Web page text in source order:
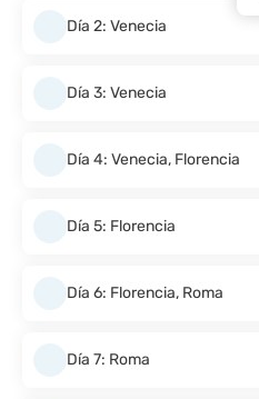
Día 2: Venecia
Día 3: Venecia
Día 4: Venecia, Florencia
Día 5: Florencia
Día 6: Florencia, Roma
Día 7: Roma